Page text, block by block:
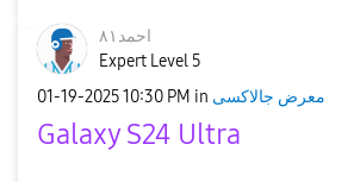
احمد٨١
Expert Level 5
‎01-19-202510:30 PM in معرض جالاكسى
Galaxy S24 Ultra